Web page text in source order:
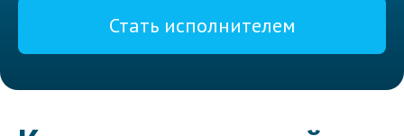
Стать исполнителем